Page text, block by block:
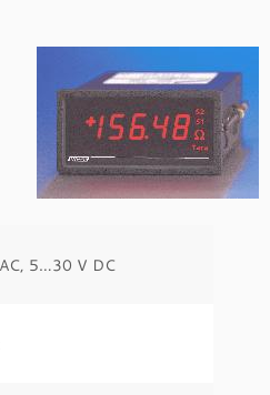
5…30 V DC